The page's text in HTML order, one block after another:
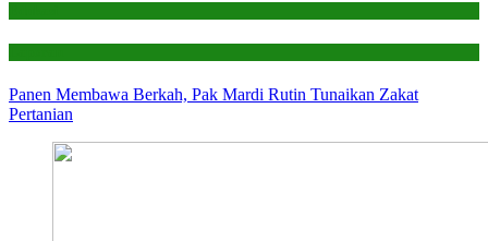
Panen Membawa Berkah, Pak Mardi Rutin Tunaikan Zakat
Pertanian